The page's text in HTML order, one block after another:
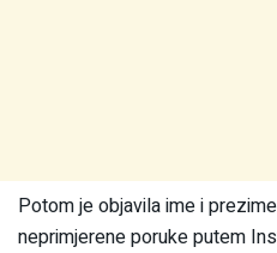
Potom je objavila ime i
neprimjerene poruke putem